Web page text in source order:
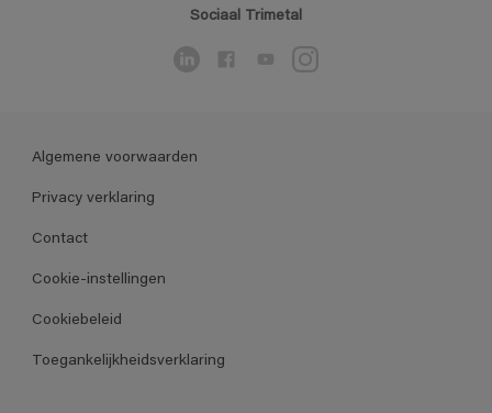
Sociaal Trimetal
Algemene voorwaarden
Privacy verklaring
Contact
Cookie-instellingen
Cookiebeleid
Toegankelijkheidsverklaring